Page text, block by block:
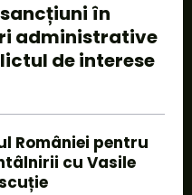
în
administrative
de interese
României pentru
cu Vasile